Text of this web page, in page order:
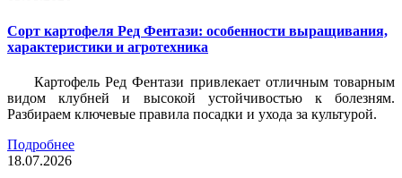
Сорт картофеля Ред Фентази: особенности выращивания,
характеристики и агротехника
Картофель Ред Фентази привлекает отличным товарным
видом клубней и высокой устойчивостью к болезням.
Разбираем ключевые правила посадки и ухода за культурой.
Подробнее
18.07.2026